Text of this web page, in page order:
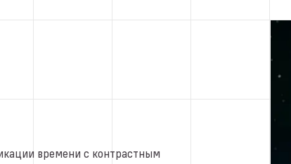
времени с контрастным